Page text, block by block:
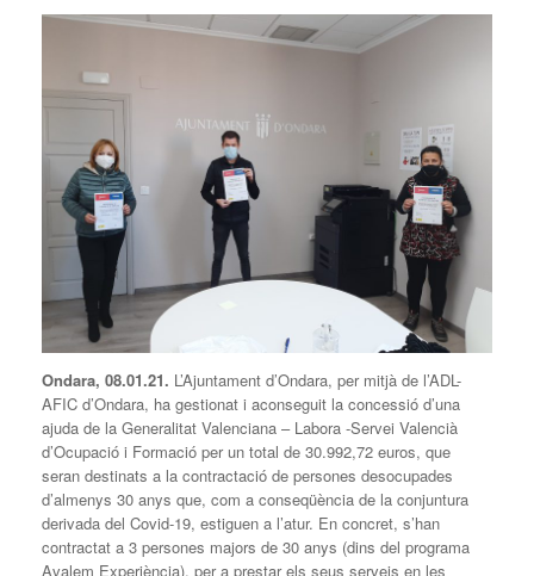
Ondara, 08.01.21. L’Ajuntament d’Ondara, per mitjà de l’ADL-
AFIC d’Ondara, ha gestionat i aconseguit la concessió d’una
ajuda de la Generalitat Valenciana – Labora -Servei Valencià
d’Ocupació i Formació per un total de 30.992,72 euros, que
seran destinats a la contractació de persones desocupades
d’almenys 30 anys que, com a conseqüència de la conjuntura
derivada del Covid-19, estiguen a l’atur. En concret, s’han
contractat a 3 persones majors de 30 anys (dins del programa
Avalem Experiència), per a prestar els seus serveis en les